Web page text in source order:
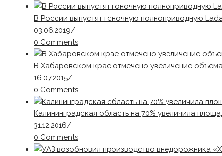
В России выпустят гоночную полноприводную
03.06.2019/
0 Comments
В Хабаровском крае отмечено увеличение
16.07.2015/
0 Comments
Калининградская область на 70% увеличила
31.12.2016/
0 Comments